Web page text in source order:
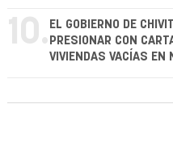
10. EL GOBIERNO DE
PRESIONAR CON
VIVIENDAS VACÍAS EN